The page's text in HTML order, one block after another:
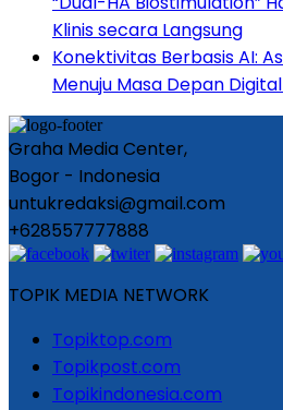
Klinis secara Langsung
Konektivitas Berbasis AI:
Menuju Masa Depan
Graha Media Center,
Bogor - Indonesia
untukredaksi@gmail.com
+628557777888
TOPIK MEDIA NETWORK
Topiktop.com
Topikpost.com
Topikindonesia.com